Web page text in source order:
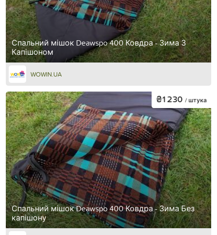
Спальний мішок Deawspo 400 Ковдра - Зима З
Капішоном
WOWIN.UA
Спальний мішок Deawspo 400 Ковдра - Зима Без
капішону
₴1 230 / штука